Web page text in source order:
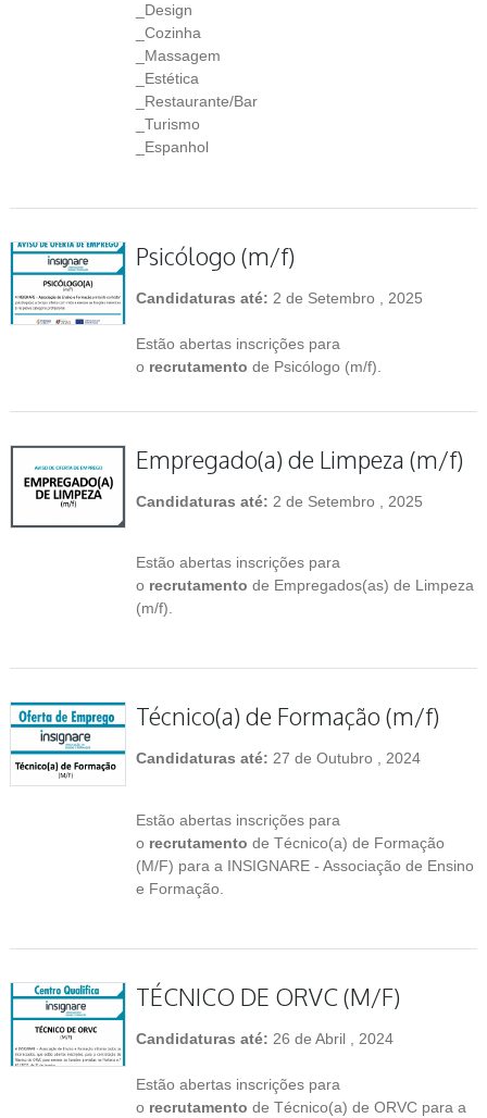
_Design
_Cozinha
_Massagem
_Estética
_Restaurante/Bar
_Turismo
_Espanhol
Psicólogo (m/f)
Candidaturas até: 2 de Setembro , 2025
Estão abertas inscrições para
o recrutamento de Psicólogo (m/f).
Empregado(a) de Limpeza (m/f)
Candidaturas até: 2 de Setembro , 2025
Estão abertas inscrições para
o recrutamento de Empregados(as) de Limpeza
(m/f).
Técnico(a) de Formação (m/f)
Candidaturas até: 27 de Outubro , 2024
Estão abertas inscrições para
o recrutamento de Técnico(a) de Formação
(M/F) para a INSIGNARE - Associação de Ensino
e Formação.
TÉCNICO DE ORVC (M/F)
Candidaturas até: 26 de Abril , 2024
Estão abertas inscrições para
o recrutamento de Técnico(a) de ORVC para a